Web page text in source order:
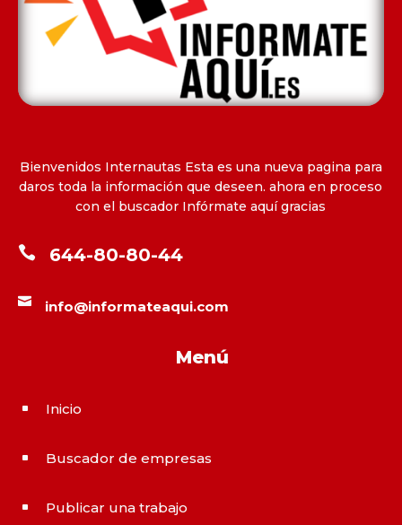
Bienvenidos Internautas Esta es una nueva pagina para
daros toda la información que deseen. ahora en proceso
con el buscador Infórmate aquí gracias
 644-80-80-44
 info@informateaqui.com
Menú
^ Inicio
^ Buscador de empresas
^ Publicar una trabajo